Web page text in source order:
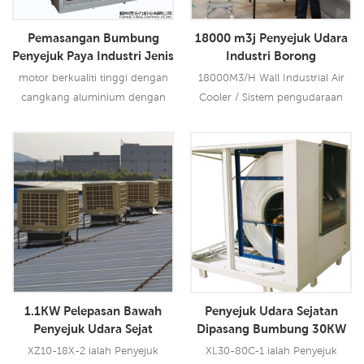
Pemasangan Bumbung
Penyejuk Paya Industri Jenis
Logam
motor berkualiti tinggi dengan
cangkang aluminium dengan
memanjangkan hayat operasi
motor galas pengedap berganda
untuk mengelakkan habuk
menjadi galas dan mengelakkan
gris kehabisan
Baca Lebih Lanjut
18000 m3j Penyejuk Udara
Industri Borong
18000M3/H Wall Industrial Air
Cooler / Sistem pengudaraan
sejuk penghawa suria
menggunakan lebih sedikit
tenaga daripada penyejukan.
Baca Lebih Lanjut
1.1KW Pelepasan Bawah
Penyejuk Udara Sejat
Industri Tersuai
XZ10-18X-2 ialah Penyejuk
Penyejuk Udara Sejatan
Dipasang Bumbung 30KW
Untuk Dewan Besar
XL30-80C-1 ialah Penyejuk